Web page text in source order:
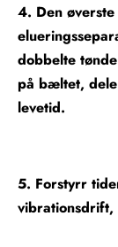
4. Den
dobbelte
på bæltet,
levetid.
5. Forstyrr